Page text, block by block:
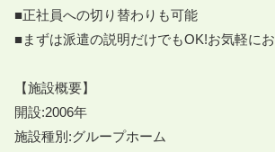
■正社員への切り替わりも可能
■まずは派遣の説明だけでもOK!お気軽にお
【施設概要】
開設:2006年
施設種別:グループホーム